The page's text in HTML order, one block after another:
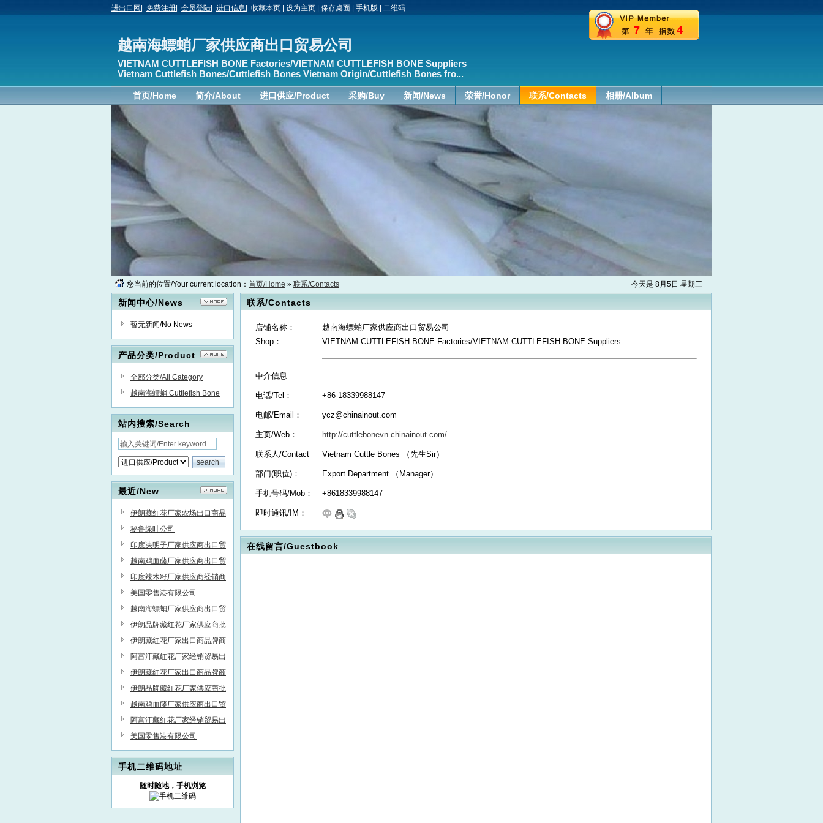
进出口网 免费注册 会员登陆 进口信息 收藏本页 设为主页 保存桌面 手机版 二维码
7 4
越南海螵蛸厂家供应商出口贸易公司
VIETNAM CUTTLEFISH BONE Factories/VIETNAM CUTTLEFISH BONE Suppliers
Vietnam Cuttlefish Bones/Cuttlefish Bones Vietnam Origin/Cuttlefish Bones fro...
首页/Home 简介/About 进口供应/Product 采购/Buy 新闻/News 荣誉/Honor 联系/Contacts
相册/Album
今天是 8月5日 星期三
您当前的位置/Your current location： 首页/Home » 联系/Contacts
新闻中心/News
暂无新闻/No News
产品分类/Product
全部分类/All Category
越南海螵蛸 Cuttlefish Bone
站内搜索/Search
最近/New
伊朗藏红花厂家农场出口商品
牌商供应商经销商贸易商
秘鲁绿叶公司
印度决明子厂家供应商出口贸
易公司
越南鸡血藤厂家供应商出口贸
易公司
印度辣木籽厂家供应商经销商
批发商出口商
美国零售港有限公司
越南海螵蛸厂家供应商出口贸
易公司
伊朗品牌藏红花厂家供应商批
发商经销商贸易商出口商
伊朗藏红花厂家出口商品牌商
供应商经销商农场
阿富汗藏红花厂家经销贸易出
口供应公司
伊朗藏红花厂家出口商品牌商
供应商经销商农场
伊朗品牌藏红花厂家供应商批
发商经销商贸易商出口商
越南鸡血藤厂家供应商出口贸
易公司
阿富汗藏红花厂家经销贸易出
口供应公司
美国零售港有限公司
手机二维码地址
随时随地，手机浏览
联系/Contacts
店铺名称：
Shop：
越南海螵蛸厂家供应商出口贸易公司
VIETNAM CUTTLEFISH BONE Factories/VIETNAM CUTTLEFISH BONE Suppliers
中介信息
电话/Tel： +86-18339988147
电邮/Email： ycz@chinainout.com
主页/Web： http://cuttlebonevn.chinainout.com/
联系人/Contact Vietnam Cuttle Bones （先生Sir）
部门(职位)： Export Department （Manager）
手机号码/Mob： +8618339988147
即时通讯/IM：
在线留言/Guestbook